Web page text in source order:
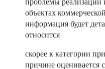
объектах
информация будет
относится
скорее к категории
причине оценивается